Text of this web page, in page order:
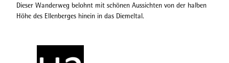
Dieser Wanderweg belohnt mit schönen Aussichten von der halben
Höhe des Ellenberges hinein in das Diemeltal.